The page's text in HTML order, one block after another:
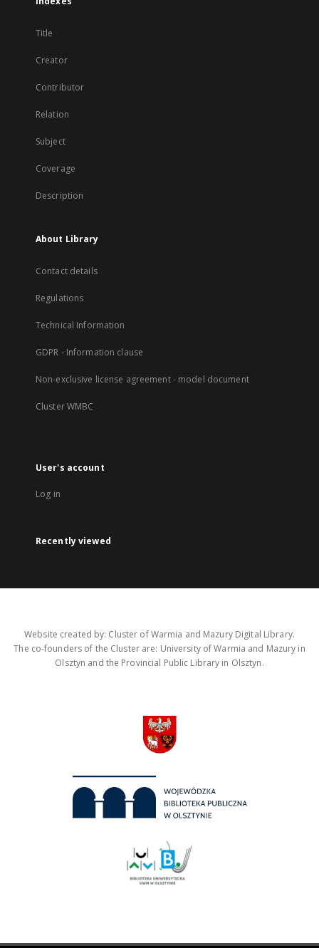
Title
Creator
Contributor
Relation
Subject
Coverage
Description
About Library
Contact details
Regulations
Technical Information
GDPR - Information clause
Non-exclusive license agreement - model document
Cluster WMBC
User's account
Log in
Recently viewed
Website created by: Cluster of Warmia and Mazury Digital Library.
The co-founders of the Cluster are: University of Warmia and Mazury in
Olsztyn and the Provincial Public Library in Olsztyn.